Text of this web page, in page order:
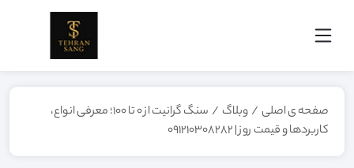
صفحه ی اصلی / وبلاگ /
سنگ گرانیت از ۰ تا ۱۰۰؛ معرفی انواع،
کاربردها و قیمت روز | 091210308282